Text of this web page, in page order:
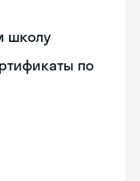
школу
по